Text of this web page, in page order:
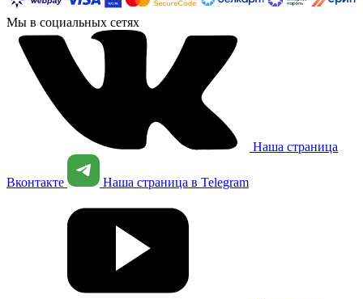
Мы в социальных сетях
Наша страница
Вконтакте Наша страница в Telegram